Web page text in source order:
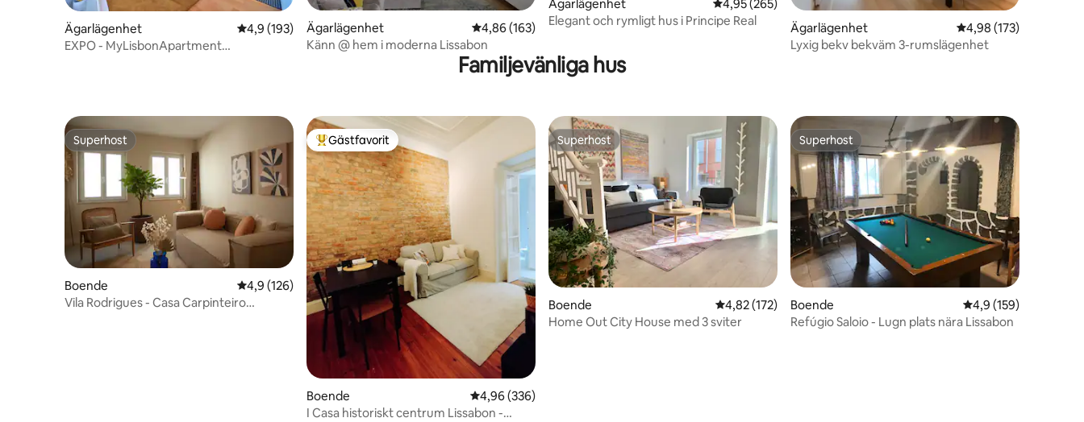
Ägarlägenhet 4,9 av 5 i genomsnittligt betyg, 193 omdömen
4,9 (193)
EXPO - MyLisbonApartment
Ägarlägenhet 4,86 av 5 i genomsnittligt betyg, 163 omdömen
4,86 (163)
Känn @ hem i moderna Lissabon
Ägarlägenhet 4,95 av 5 i genomsnittligt betyg, 265 omdömen
4,95 (265)
Elegant och rymligt hus i Principe Real
Ägarlägenhet 4,98 av 5 i
4,98 (173)
Lyxig bekv bekväm 3-rumslägenhet
Familjevänliga hus
Superhost
Superhost
Boende 4,9 av 5 i genomsnittligt betyg, 126 omdömen
4,9 (126)
Vila Rodrigues - Casa Carpinteiro
Populär gästfavorit
Gästfavorit
Boende 4,96 av 5 i genomsnittligt betyg, 336 omdömen
4,96 (336)
I Casa historiskt centrum Lissabon -
Superhost
Superhost
Boende 4,82 av 5 i genomsnittligt betyg, 172 omdömen
4,82 (172)
Home Out City House med 3 sviter
Superhost
Superhost
Boende 4,9 av 5 i
4,9 (159)
Refúgio Saloio - Lugn plats nära Lissabon